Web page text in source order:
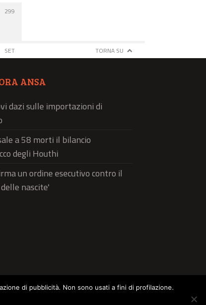
299
SET TORNA SU
ANSA
dazi sulle importazioni di
a 58 morti il bilancio
degli Houthi
un ordine esecutivo contro il
nascite'
di pubblicità. Non sono usati a fini di profilazione.